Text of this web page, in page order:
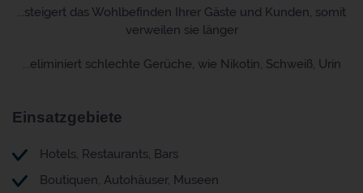
...steigert das Wohlbefinden Ihrer Gäste und Kunden, somit
verweilen sie länger
...eliminiert schlechte Gerüche, wie Nikotin, Schweiß, Urin
Einsatzgebiete
Hotels, Restaurants, Bars
Boutiquen, Autohäuser, Museen